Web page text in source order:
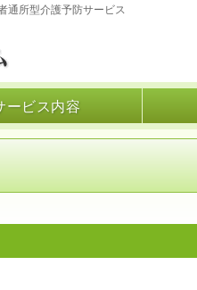
通所型介護予防サービス
ービス内容